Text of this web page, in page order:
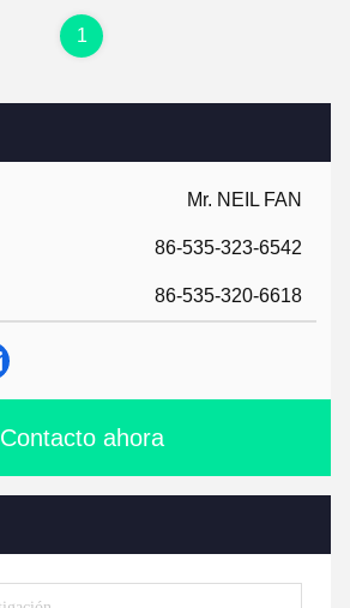
Mr. NEIL FAN
86-535-323-6542
86-535-320-6618
Contacto ahora
1